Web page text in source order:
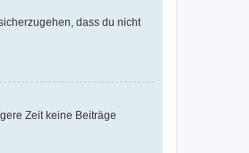
dass du nicht
Zeit keine Beiträge